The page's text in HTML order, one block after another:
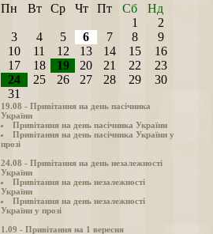
Пн Вт Ср Чт Пт Сб
Нд
1
2
3
4 5 6 7 8
9
10
11 12 13 14 15
16
17
18 19 20 21 22
23
24
25 26 27 28 29
30
31
19.08 - Привітання на день пасічника
України
Привітання на день пасічника України
Привітання на день пасічника України у
прозі
24.08 - Привітання на день незалежності
України
Привітання на день незалежності
України
Привітання на день незалежності
України у прозі
1.09 - Привітання на 1 вересня